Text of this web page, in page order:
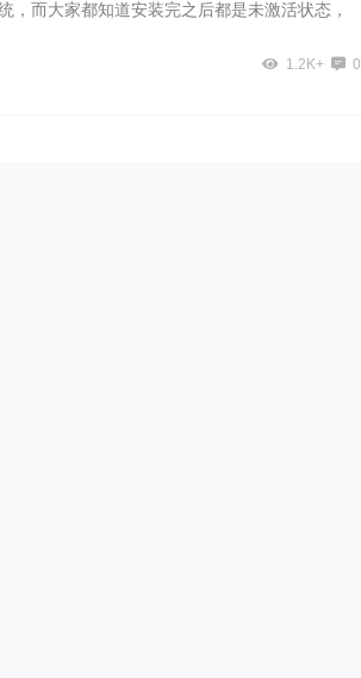
，而大家都知道安装完之后都是未激活状态，
1.2K+ 0